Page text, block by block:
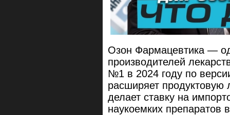
Oзон Фармацевтика —
производителей
№1 в 2024 году по
расширяет продуктовую
делает ставку на
наукоемких препаратов